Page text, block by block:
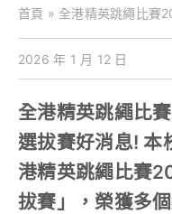
首頁 » 全港精英跳繩比賽
2026 年 1 月 12 日
全港精英跳繩比
選拔賽好消息! 本
港精英跳繩比賽
拔賽」，榮獲多